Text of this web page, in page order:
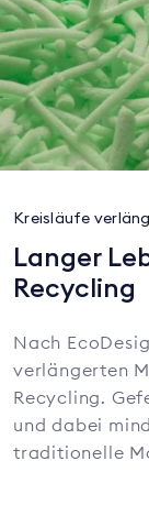
Kreisläufe
Langer
Recycling
Nach
verlängerten
Recycling.
und dabei
traditionelle